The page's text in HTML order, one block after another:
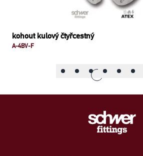
kohout kulový čtyřcestný
A-4BV-F